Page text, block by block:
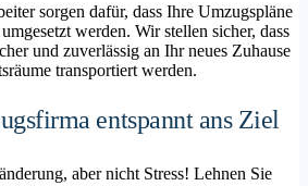
sorgen dafür, dass Ihre Umzugspläne
werden. Wir stellen sicher, dass
und zuverlässig an Ihr neues Zuhause
transportiert werden.
entspannt ans Ziel
aber nicht Stress! Lehnen Sie